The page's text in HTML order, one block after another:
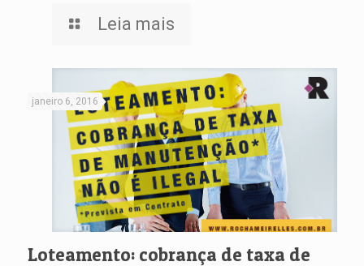
Leia mais
janeiro 6, 2016
Loteamento: cobrança de taxa de